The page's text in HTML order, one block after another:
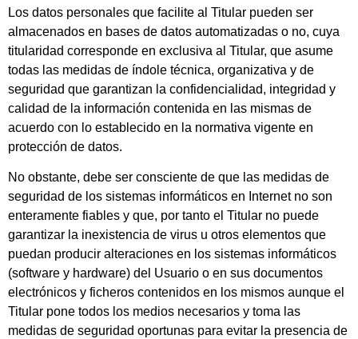
Los datos personales que facilite al Titular pueden ser
almacenados en bases de datos automatizadas o no, cuya
titularidad corresponde en exclusiva al Titular, que asume
todas las medidas de índole técnica, organizativa y de
seguridad que garantizan la confidencialidad, integridad y
calidad de la información contenida en las mismas de
acuerdo con lo establecido en la normativa vigente en
protección de datos.
No obstante, debe ser consciente de que las medidas de
seguridad de los sistemas informáticos en Internet no son
enteramente fiables y que, por tanto el Titular no puede
garantizar la inexistencia de virus u otros elementos que
puedan producir alteraciones en los sistemas informáticos
(software y hardware) del Usuario o en sus documentos
electrónicos y ficheros contenidos en los mismos aunque el
Titular pone todos los medios necesarios y toma las
medidas de seguridad oportunas para evitar la presencia de